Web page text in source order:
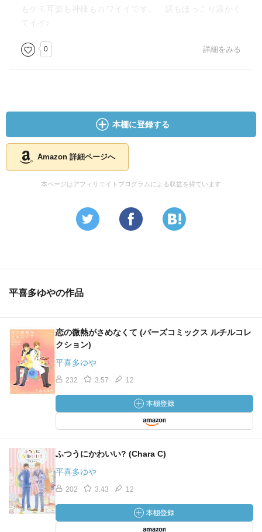
もケモ耳姿も神様もカワイイです。 話もほっこり温かく
てイイ♪
0 詳細をみる
本棚に登録する
Amazon 詳細ページへ
本ページはアフィリエイトプログラムによる収益を得ています
平喜多ゆやの作品
恋の微熱がさめなくて (バーズコミックス ルチルコレ
クション)
平喜多ゆや
232 3.57 12
ふつうにかわいい? (Chara C)
平喜多ゆや
202 3.43 12